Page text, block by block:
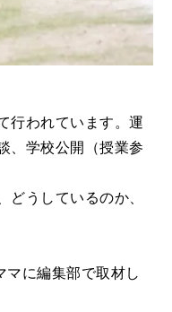
行われています。運
、学校公開（授業参
うしているのか、
に編集部で取材し